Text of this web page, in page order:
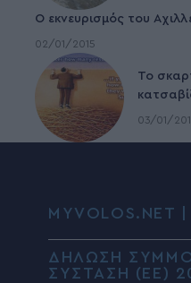
Ο εκνευρισμός του
02/01/2015
To
03/01/
ΔΗΛΩΣΗ
ΣΥΣΤΑΣΗ (ΕΕ)